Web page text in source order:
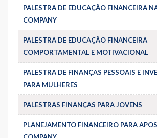
PALESTRA DE EDUCAÇÃO FINANCEIRA
COMPANY
PALESTRA DE EDUCAÇÃO FINANCEIRA
COMPORTAMENTAL E MOTIVACIONAL
PALESTRA DE FINANÇAS PESSOAIS E
PARA MULHERES
PALESTRAS FINANÇAS PARA JOVENS
PLANEJAMENTO FINANCEIRO PARA